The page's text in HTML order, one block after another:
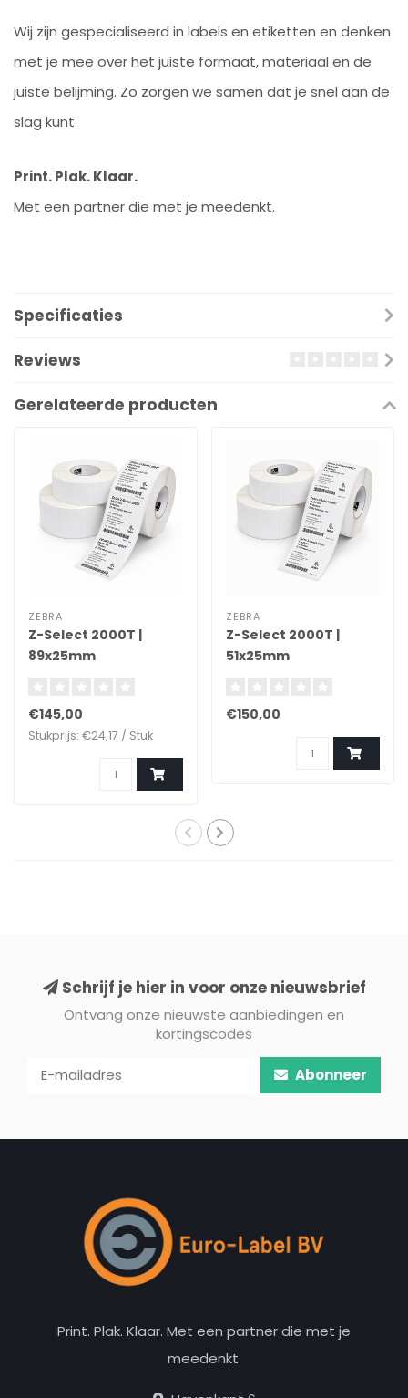
Wij zijn gespecialiseerd in labels en etiketten en denken
met je mee over het juiste formaat, materiaal en de
juiste belijming. Zo zorgen we samen dat je snel aan de
slag kunt.
Print. Plak. Klaar.
Met een partner die met je meedenkt.
Specificaties
Reviews
Gerelateerde producten
ZEBRA
Z-Select 2000T |
89x25mm
€145,00
Stukprijs: €24,17 / Stuk
ZEBRA
Z-Select 2000T |
51x25mm
€150,00
Schrijf je hier in voor onze nieuwsbrief
Ontvang onze nieuwste aanbiedingen en
kortingscodes
Abonneer
Print. Plak. Klaar. Met een partner die met je
meedenkt.